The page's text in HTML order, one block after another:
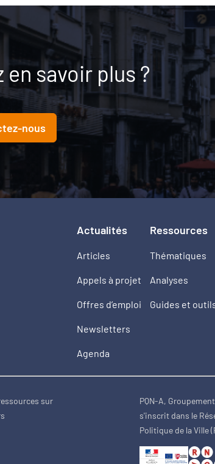
savoir plus ?
nous
Actualités
Articles
Appels à projet
Offres d’emploi
Newsletters
Agenda
Ressources
Thématiques
Analyses
Guides et
sur
PQN-A,
s'inscrit dans le
Politique de la Ville